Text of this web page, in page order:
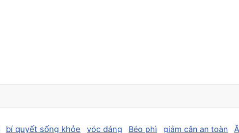
bí quyết sống khỏe vóc dáng Béo phì giảm cân an toàn